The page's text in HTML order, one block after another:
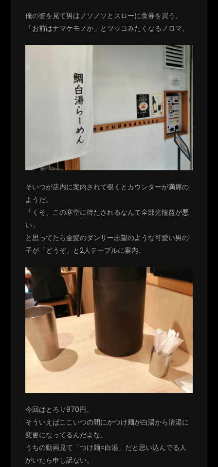
俺の姿を見て男はノソノソとスローに食券を買う。
「お前はナマケモノか」とツッコみたくなるノロマ。
そいつが店内に案内されて覗くとカウンターが満席の
ようだ。
「くそ、この寒空に待たされるなんて全部光龍益が悪
い」
と思ってたら金髪のダンサー志望のような可愛い男の
子が「どうぞ」と2人テーブルに案内。
今回はとろり970円。
そういえばここいつの間にかつけ麺が白湯から清湯に
変更になってるんだよな。
うちの動画見て「つけ麺=白湯」だと思い込んでる人
がいたら申し訳ない。